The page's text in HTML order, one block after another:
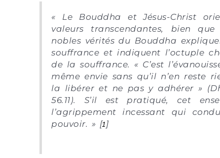
« Le Bouddha et Jésus-Christ
valeurs transcendantes, bien
nobles vérités du Bouddha
souffrance et indiquent l’octuple
de la souffrance. « C’est
même envie sans qu’il n’en reste
la libérer et ne pas y adhérer »
56.11). S’il est pratiqué, cet
l’agrippement incessant qui
pouvoir. » [1]